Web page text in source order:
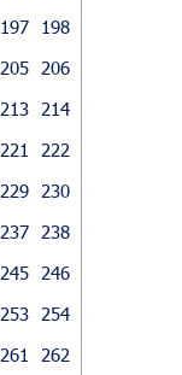
197
198
205
206
213
214
221
222
229
230
237
238
245
246
253
254
261
262